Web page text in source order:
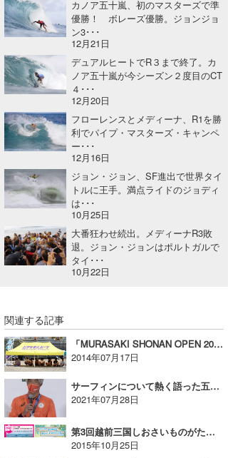
カノア五十嵐、初のマスターズで準
優勝！ ボレーズ優勝。ジョンジョ
ン3･･･
12月21日
デュアルヒートでR３まで終了。カ
ノア五十嵐が今シーズン２度目のCT
４･･･
12月20日
フローレンスとメディーナ、R1を勝
利でパイプ・マスターズ・キャンペ
ー･･･
12月16日
ジョン・ジョン、SF進出で世界タイ
トルに王手。満点ライドのジョディ
は･･･
10月25日
大番狂わせ続出。メディーナR3敗
退。ジョン・ジョンはポルトガルで
タイ･･･
10月22日
関連する記事
「MURASAKI SHONAN OPEN 2014」、3日目はレイデイとなる
2014年07月17日
サーフィンについて熱く語った五十嵐カノア選手・都筑有夢路選手〜メダリスト会見より
2021年07月28日
第3回越前三国しおさいものがたりカップ & The 28th The Blue and Nan’s Sea Cup
2015年10月25日